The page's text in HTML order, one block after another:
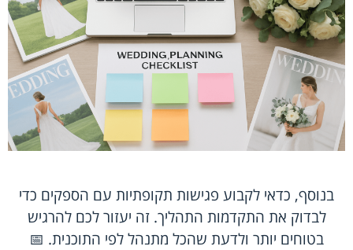
בנוסף, כדאי לקבוע פגישות תקופתיות עם הספקים כדי
לבדוק את התקדמות התהליך. זה יעזור לכם להרגיש
בטוחים יותר ולדעת שהכל מתנהל לפי התוכנית. 📅